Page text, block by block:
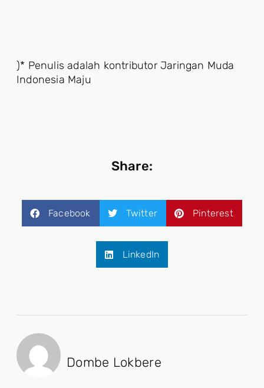
)* Penulis adalah kontributor Jaringan Muda
Indonesia Maju
Share:
Facebook Twitter Pinterest
LinkedIn
Dombe Lokbere